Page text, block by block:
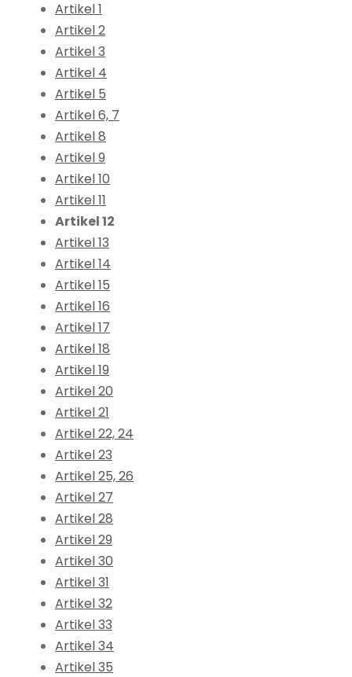
Artikel 1
Artikel 2
Artikel 3
Artikel 4
Artikel 5
Artikel 6, 7
Artikel 8
Artikel 9
Artikel 10
Artikel 11
Artikel 12
Artikel 13
Artikel 14
Artikel 15
Artikel 16
Artikel 17
Artikel 18
Artikel 19
Artikel 20
Artikel 21
Artikel 22, 24
Artikel 23
Artikel 25, 26
Artikel 27
Artikel 28
Artikel 29
Artikel 30
Artikel 31
Artikel 32
Artikel 33
Artikel 34
Artikel 35